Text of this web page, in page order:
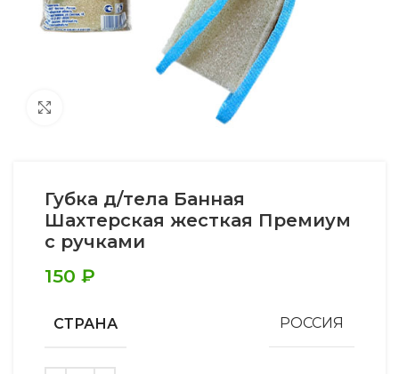
Губка д/тела Банная
Шахтерская жесткая Премиум
с ручками
150 ₽
СТРАНА РОССИЯ